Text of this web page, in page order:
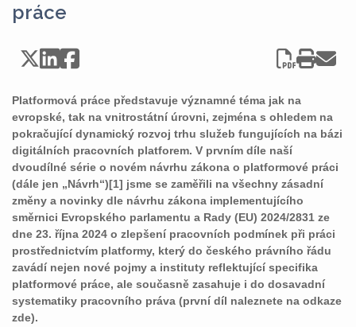
práce
Platformová práce představuje významné téma jak na
evropské, tak na vnitrostátní úrovni, zejména s ohledem na
pokračující dynamický rozvoj trhu služeb fungujících na bázi
digitálních pracovních platforem. V prvním díle naší
dvoudílné série o novém návrhu zákona o platformové práci
(dále jen „Návrh“)[1] jsme se zaměřili na všechny zásadní
změny a novinky dle návrhu zákona implementujícího
směrnici Evropského parlamentu a Rady (EU) 2024/2831 ze
dne 23. října 2024 o zlepšení pracovních podmínek při práci
prostřednictvím platformy, který do českého právního řádu
zavádí nejen nové pojmy a instituty reflektující specifika
platformové práce, ale současně zasahuje i do dosavadní
systematiky pracovního práva (první díl naleznete na odkaze
zde).